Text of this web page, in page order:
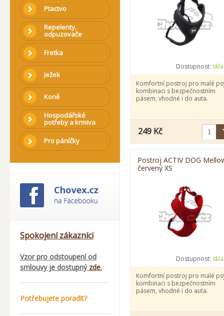
Ptactvo
Repelenty,
odpuzovače
Fretka
Ježek
Koně
Hospodářské
potřeby a krmiva
Pro páníčky
Spokojení zákazníci
Vzor pro odstoupení od
smlouvy je dostupný zde.
Potřebujete poradit?
Dostupnost:
Komfortní postroj pro malé
kombinaci s bezpečnostním
pásem, vhodné i do auta.
249 Kč
Postroj ACTIV DOG
červený XS
Dostupnost:
Komfortní postroj pro malé
kombinaci s bezpečnostním
pásem, vhodné i do auta.